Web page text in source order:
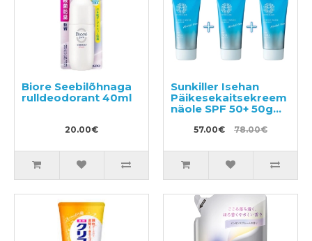
Biore Seebilõhnaga
rulldeodorant 40ml
20.00€
Sunkiller Isehan
Päikesekaitsekreem
näole SPF 50+ 50g
57.00€ 78.00€